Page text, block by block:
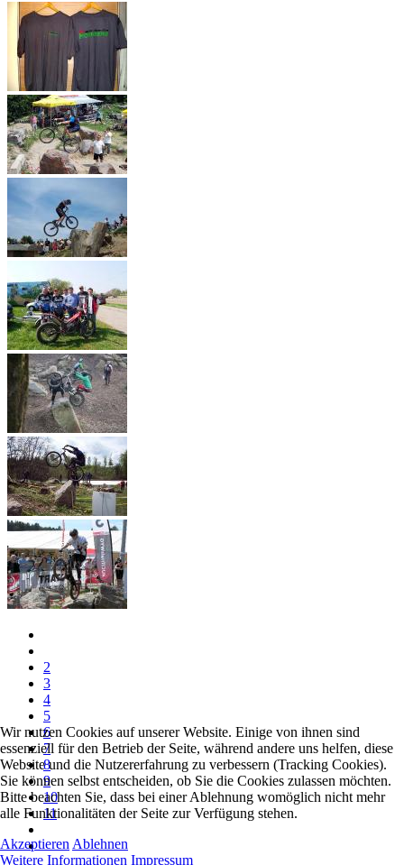
2
3
4
5
6
7
8
9
10
11
Wir nutzen Cookies auf unserer Website. Einige von ihnen sind
essenziell für den Betrieb der Seite, während andere uns helfen, diese
Website und die Nutzererfahrung zu verbessern (Tracking Cookies).
Sie können selbst entscheiden, ob Sie die Cookies zulassen möchten.
Bitte beachten Sie, dass bei einer Ablehnung womöglich nicht mehr
alle Funktionalitäten der Seite zur Verfügung stehen.
Akzeptieren Ablehnen
Weitere Informationen Impressum